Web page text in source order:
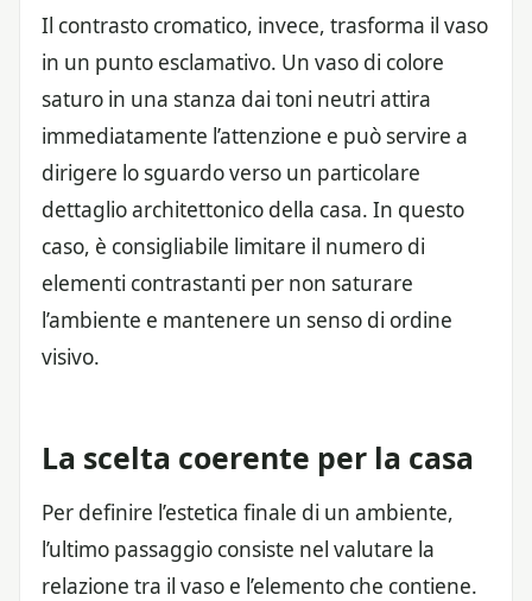
Il contrasto cromatico, invece, trasforma il vaso
in un punto esclamativo. Un vaso di colore
saturo in una stanza dai toni neutri attira
immediatamente l’attenzione e può servire a
dirigere lo sguardo verso un particolare
dettaglio architettonico della casa. In questo
caso, è consigliabile limitare il numero di
elementi contrastanti per non saturare
l’ambiente e mantenere un senso di ordine
visivo.
La scelta coerente per la casa
Per definire l’estetica finale di un ambiente,
l’ultimo passaggio consiste nel valutare la
relazione tra il vaso e l’elemento che contiene.